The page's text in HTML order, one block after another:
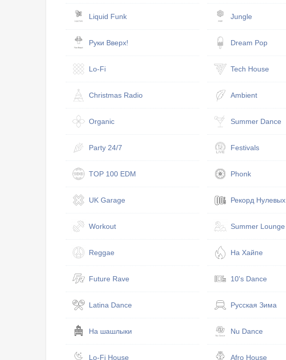
Liquid Funk Jungle
Руки Вверх! Dream Pop
Lo-Fi Tech House
Christmas Radio Ambient
Organic Summer Dance
Party 24/7 Festivals
TOP 100 EDM Phonk
UK Garage Рекорд Нулевых
Workout Summer Lounge
Reggae На Хайпе
Future Rave 10's Dance
Latina Dance Русская Зима
На шашлыки Nu Dance
Lo-Fi House Afro House